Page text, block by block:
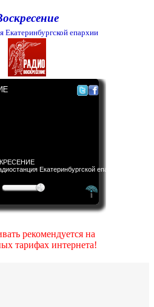
Екатеринбургской епархии
рекомендуется на
тарифах интернета!